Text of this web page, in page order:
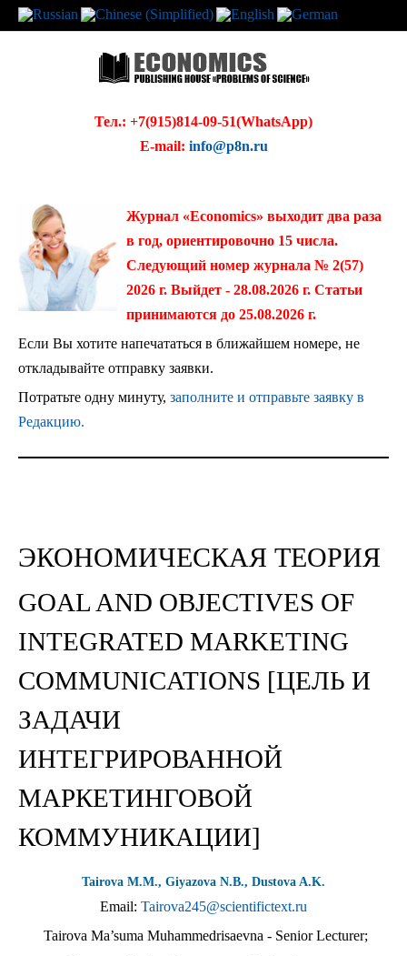
Тел.: +7(915)814-09-51(WhatsApp)
E-mail: info@p8n.ru
Журнал «Economics» выходит два раза
в год, ориентировочно 15 числа.
Следующий номер журнала № 2(57)
2026 г. Выйдет - 28.08.2026 г. Статьи
принимаются до 25.08.2026 г.
Если Вы хотите напечататься в ближайшем номере, не
откладывайте отправку заявки.
Потратьте одну минуту, заполните и отправьте заявку в
Редакцию.
ЭКОНОМИЧЕСКАЯ ТЕОРИЯ
GOAL AND OBJECTIVES OF
INTEGRATED MARKETING
COMMUNICATIONS [ЦЕЛЬ И
ЗАДАЧИ
ИНТЕГРИРОВАННОЙ
МАРКЕТИНГОВОЙ
КОММУНИКАЦИИ]
Tairova M.M., Giyazova N.B., Dustova A.K.
Email: Tairova245@scientifictext.ru
Tairova Ma’suma Muhammedrisaevna - Senior Lecturer;